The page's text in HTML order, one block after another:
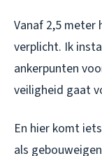
Vanaf 2,5
verplicht. Ik
ankerpunten
veiligheid gaat
En hier komt
als